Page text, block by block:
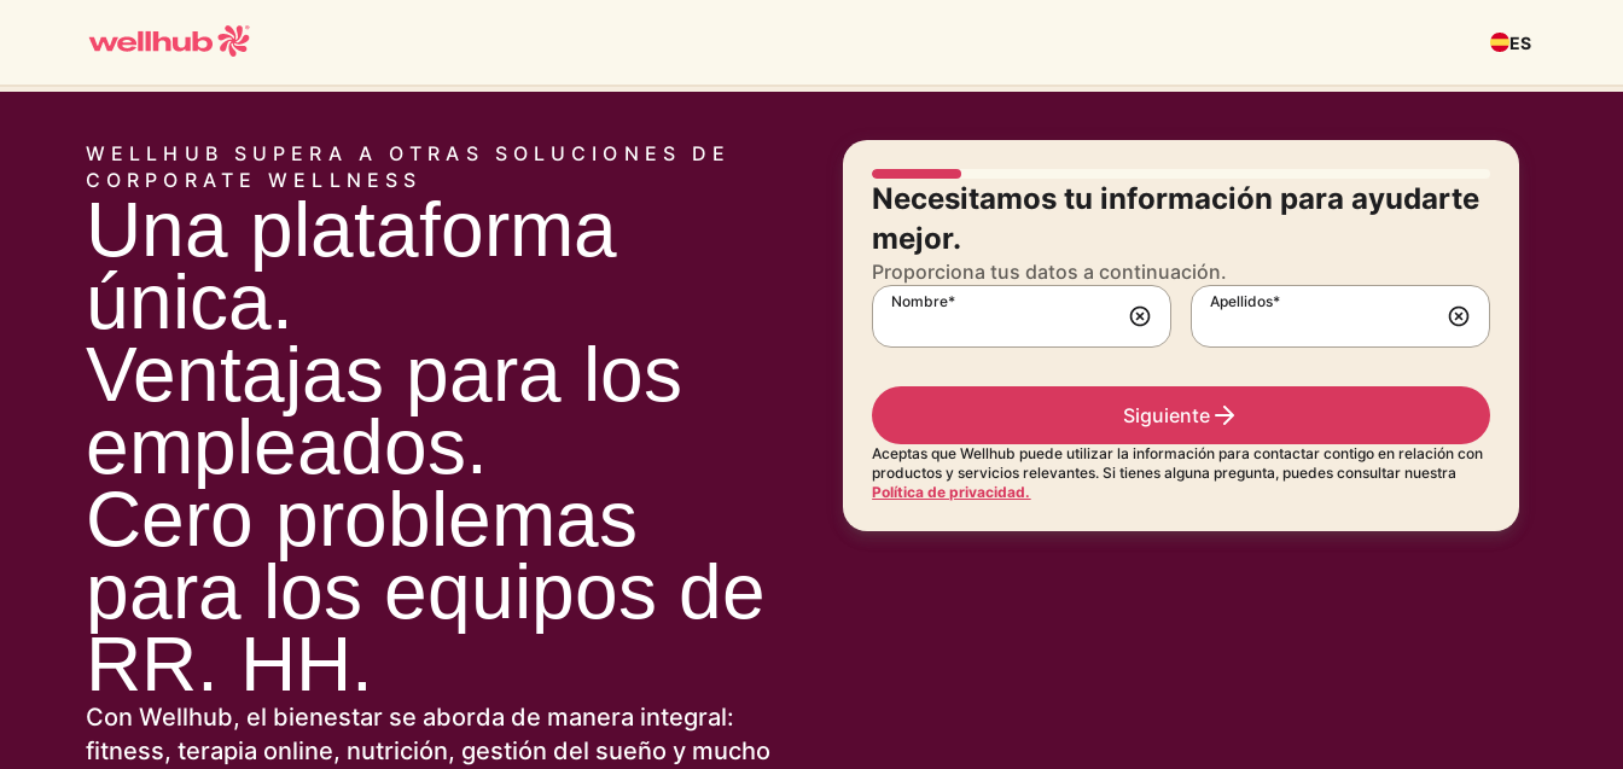
ES
WELLHUB SUPERA A OTRAS SOLUCIONES DE
CORPORATE WELLNESS
Una plataforma
única.
Ventajas para los
empleados.
Cero problemas
para los equipos de
RR. HH.
Con Wellhub, el bienestar se aborda de manera integral:
fitness, terapia online, nutrición, gestión del sueño y mucho
Necesitamos tu información para ayudarte
mejor.
Proporciona tus datos a continuación.
Nombre* Apellidos*
Siguiente
Aceptas que Wellhub puede utilizar la información para contactar contigo en relación con
productos y servicios relevantes. Si tienes alguna pregunta, puedes consultar nuestra
Política de privacidad.